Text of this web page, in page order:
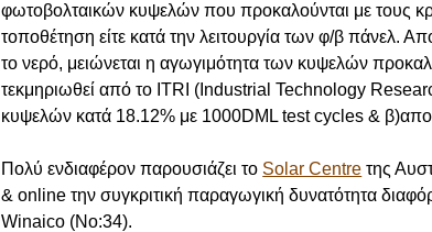
φωτοβολταικών κυψελών που προκαλούνται με τους
τοποθέτηση είτε κατά την λειτουργία των φ/β πάνελ.
το νερό, μειώνεται η αγωγιμότητα των κυψελών
τεκμηριωθεί από το ITRI (Industrial Technology
κυψελών κατά 18.12% με 1000DML test cycles &
Πολύ ενδιαφέρον παρουσιάζει το Solar Centre της
& online την συγκριτική παραγωγική δυνατότητα
Winaico (No:34).